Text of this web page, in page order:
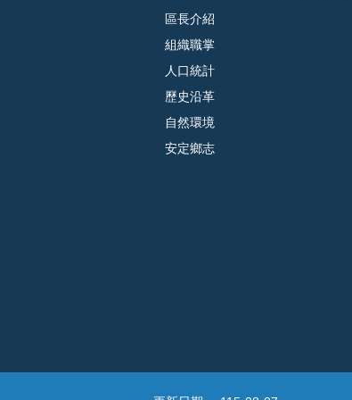
區長介紹
組織職掌
人口統計
歷史沿革
自然環境
安定鄉志